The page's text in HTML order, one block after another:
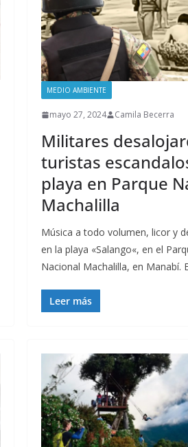
MEDIO AMBIENTE
mayo 27, 2024 Camila Becerra
Militares
turistas
playa en Parque
Machalilla
Música a todo volumen, licor y
en la playa «Salango«, en el
Nacional Machalilla, en Manabí.
Leer más